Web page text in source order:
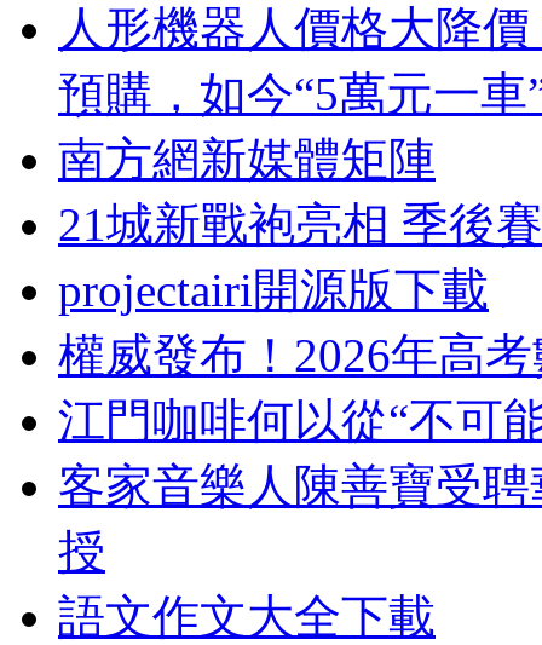
人形機器人價格大降
預購，如今“5萬元一車
南方網新媒體矩陣
21城新戰袍亮相 季後
projectairi開源版下載
權威發布！2026年高
江門咖啡何以從“不可
客家音樂人陳善寶受
授
語文作文大全下載